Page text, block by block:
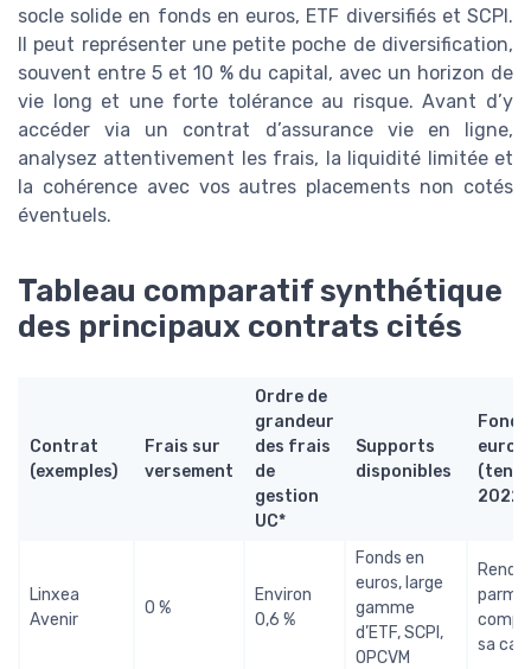
socle solide en fonds en euros, ETF diversifiés et SCPI.
Il peut représenter une petite poche de diversification,
souvent entre 5 et 10 % du capital, avec un horizon de
vie long et une forte tolérance au risque. Avant d’y
accéder via un contrat d’assurance vie en ligne,
analysez attentivement les frais, la liquidité limitée et
la cohérence avec vos autres placements non cotés
éventuels.
Tableau comparatif synthétique
des principaux contrats cités
Contrat
(exemples)
Frais sur
versement
Ordre de
grandeur
des frais
de
gestion
UC*
Supports
disponibles
euros
Linxea
Avenir
0 %
Environ
0,6 %
Fonds en
euros, large
gamme
d’ETF, SCPI,
OPCVM
parmi
sa